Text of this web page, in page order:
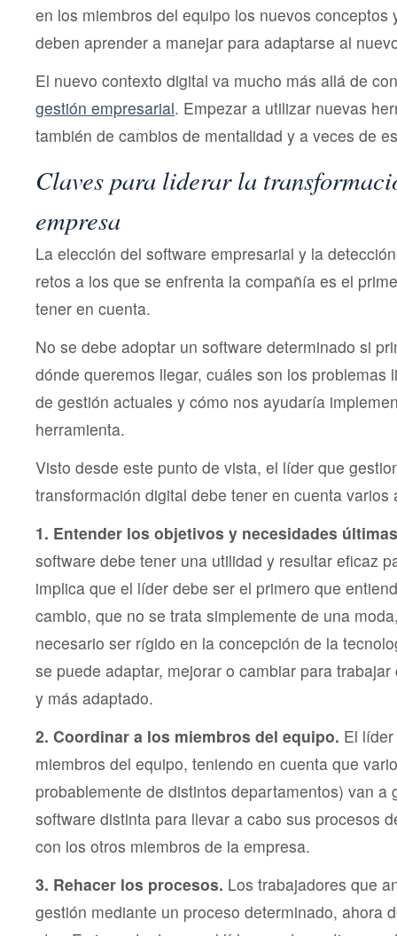
en los miembros del equipo los nuevos conceptos
deben aprender a manejar para adaptarse al
El nuevo contexto digital va mucho más allá de
gestión empresarial. Empezar a utilizar nuevas
también de cambios de mentalidad y a veces de
Claves para liderar la
empresa
La elección del software empresarial y la
retos a los que se enfrenta la compañía es el
tener en cuenta.
No se debe adoptar un software determinado si
dónde queremos llegar, cuáles son los problemas
de gestión actuales y cómo nos ayudaría
herramienta.
Visto desde este punto de vista, el líder que
transformación digital debe tener en cuenta varios
1. Entender los objetivos y necesidades
software debe tener una utilidad y resultar eficaz
implica que el líder debe ser el primero que
cambio, que no se trata simplemente de una
necesario ser rígido en la concepción de la
se puede adaptar, mejorar o cambiar para
y más adaptado.
2. Coordinar a los miembros del equipo. El
miembros del equipo, teniendo en cuenta que
probablemente de distintos departamentos) van a
software distinta para llevar a cabo sus procesos
con los otros miembros de la empresa.
3. Rehacer los procesos. Los trabajadores que
gestión mediante un proceso determinado, ahora